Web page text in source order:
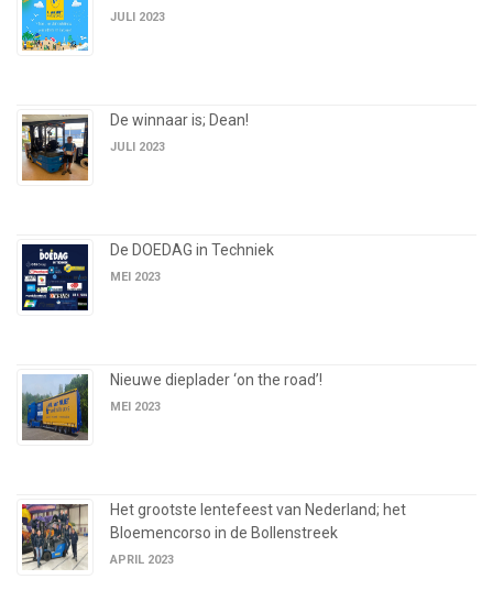
JULI 2023
De winnaar is; Dean!
JULI 2023
De DOEDAG in Techniek
MEI 2023
Nieuwe dieplader ‘on the road’!
MEI 2023
Het grootste lentefeest van Nederland; het
Bloemencorso in de Bollenstreek
APRIL 2023